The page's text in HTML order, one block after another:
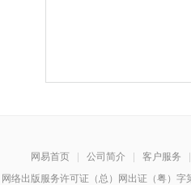
网易首页 | 公司简介 | 客户服务
|
网络出版服务许可证（总）网出证（粤）